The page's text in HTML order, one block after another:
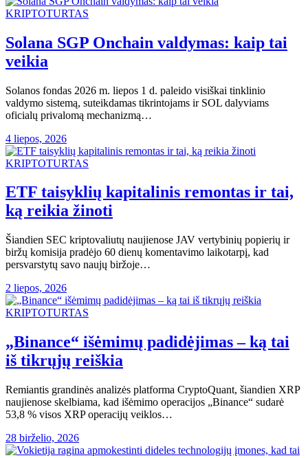
KRIPTOTURTAS
Solana SGP Onchain valdymas: kaip tai
veikia
Solanos fondas 2026 m. liepos 1 d. paleido visiškai tinklinio
valdymo sistemą, suteikdamas tikrintojams ir SOL dalyviams
oficialų privalomą mechanizmą…
4 liepos, 2026
KRIPTOTURTAS
ETF taisyklių kapitalinis remontas ir tai,
ką reikia žinoti
Šiandien SEC kriptovaliutų naujienose JAV vertybinių popierių ir
biržų komisija pradėjo 60 dienų komentavimo laikotarpį, kad
persvarstytų savo naujų biržoje…
2 liepos, 2026
KRIPTOTURTAS
„Binance“ išėmimų padidėjimas – ką tai
iš tikrųjų reiškia
Remiantis grandinės analizės platforma CryptoQuant, šiandien XRP
naujienose skelbiama, kad išėmimo operacijos „Binance“ sudarė
53,8 % visos XRP operacijų veiklos…
28 birželio, 2026